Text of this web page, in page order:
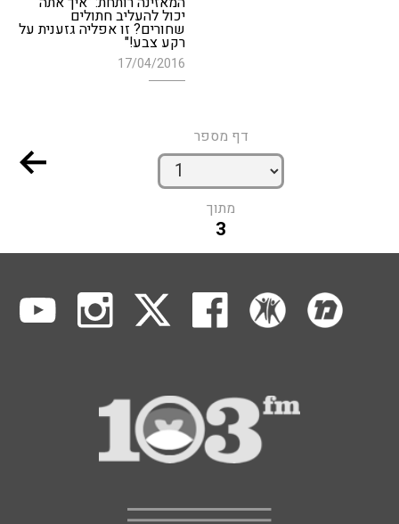
יכול להעליב חתולים
שחורים? זו אפליה גזענית על
רקע צבע!"
17/04/2016
דף מספר
מתוך
3